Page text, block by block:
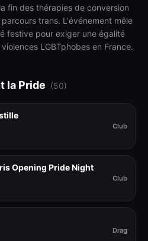
fin des thérapies de conversion
trans. L'événement mêle
festive pour exiger une égalité
LGBTphobes en France.
la Pride (50)
Club
Opening Pride Night
Club
Drag